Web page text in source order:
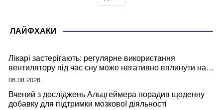
ЛАЙФХАКИ
Лікарі застерігають: регулярне використання
вентилятору під час сну може негативно вплинути на
ваше здоров’я
06.08.2026
Вчений з досліджень Альцгеймера порадив щоденну
добавку для підтримки мозкової діяльності